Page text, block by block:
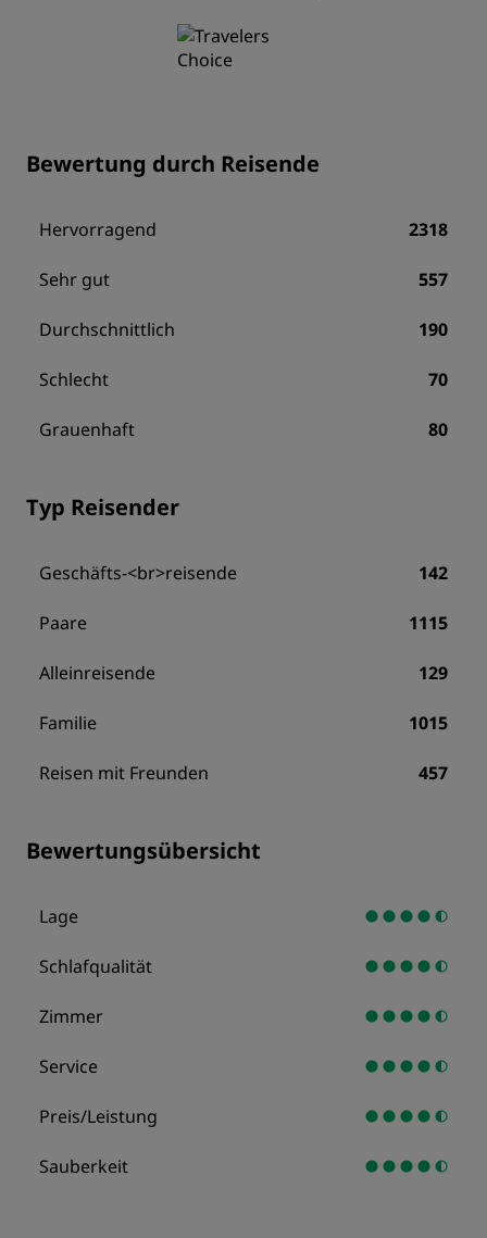
Bewertung durch Reisende
Hervorragend 2318
Sehr gut 557
Durchschnittlich 190
Schlecht 70
Grauenhaft 80
Typ Reisender
Geschäfts-<br>reisende 142
Paare 1115
Alleinreisende 129
Familie 1015
Reisen mit Freunden 457
Bewertungsübersicht
Lage
Schlafqualität
Zimmer
Service
Preis/Leistung
Sauberkeit